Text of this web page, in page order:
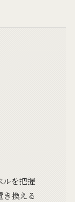
ルを把握
換える